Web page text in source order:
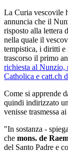
La Curia vescovile
annuncia che il
risposto alla lettera
nella quale il
tempistica, i diritti
trascorso il primo
richiesta al Nunzio,
Catholica e catt.ch
Come si apprende
quindi indirizzato
venisse trasmessa
"In sostanza -
che mons. de
del Santo Padre e